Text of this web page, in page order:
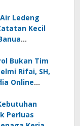
Ledeng
Kecil
Oleh : Helmi
Bukan Tim
Rifai, SH,
Online
Perluas